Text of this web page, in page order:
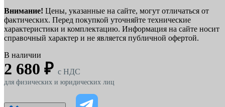
Внимание! Цены, указанные на сайте, могут отличаться от
фактических. Перед покупкой уточняйте технические
характеристики и комплектацию. Информация на сайте носит
справочный характер и не является публичной офертой.
В наличии
2 680 ₽ c НДС
для физических и юридических лиц